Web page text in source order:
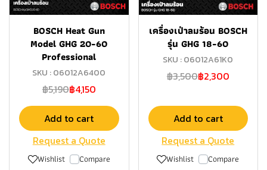
BOSCH Heat Gun
Model GHG 20-60
Professional
SKU : 06012A6400
฿5,190฿4,150
Add to cart
Request a Quote
Wishlist Compare
เครื่องเป่าลมร้อน BOSCH
รุ่น GHG 18-60
SKU : 06012A61K0
฿3,500฿2,300
Add to cart
Request a Quote
Wishlist Compare